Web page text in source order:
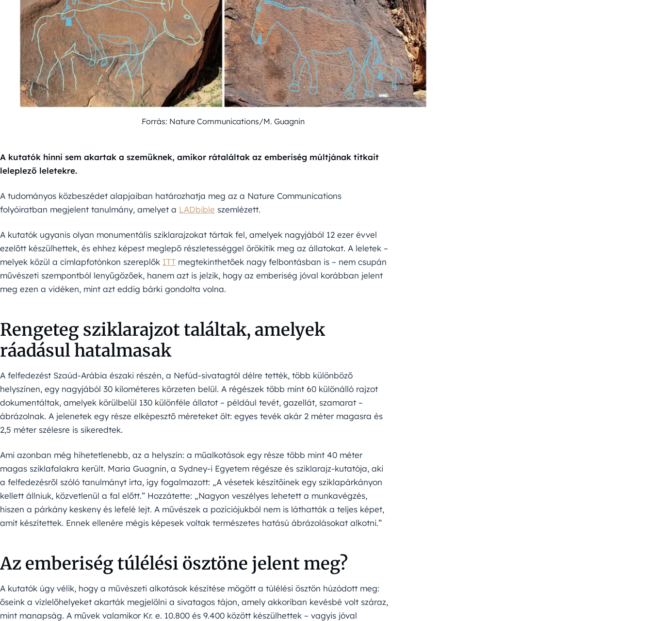
Forrás: Nature Communications/M. Guagnin
A kutatók hinni sem akartak a szemüknek, amikor rátaláltak az emberiség múltjának titkait
leleplező leletekre.
A tudományos közbeszédet alapjaiban határozhatja meg az a Nature Communications
folyóiratban megjelent tanulmány, amelyet a LADbible szemlézett.
A kutatók ugyanis olyan monumentális sziklarajzokat tártak fel, amelyek nagyjából 12 ezer évvel
ezelőtt készülhettek, és ehhez képest meglepő részletességgel örökítik meg az állatokat. A leletek –
melyek közül a címlapfotónkon szereplők ITT megtekinthetőek nagy felbontásban is – nem csupán
művészeti szempontból lenyűgözőek, hanem azt is jelzik, hogy az emberiség jóval korábban jelent
meg ezen a vidéken, mint azt eddig bárki gondolta volna.
Rengeteg sziklarajzot találtak, amelyek
ráadásul hatalmasak
A felfedezést Szaúd-Arábia északi részén, a Nefúd-sivatagtól délre tették, több különböző
helyszínen, egy nagyjából 30 kilométeres körzeten belül. A régészek több mint 60 különálló rajzot
dokumentáltak, amelyek körülbelül 130 különféle állatot – például tevét, gazellát, szamarat –
ábrázolnak. A jelenetek egy része elképesztő méreteket ölt: egyes tevék akár 2 méter magasra és
2,5 méter szélesre is sikeredtek.
Ami azonban még hihetetlenebb, az a helyszín: a műalkotások egy része több mint 40 méter
magas sziklafalakra került. Maria Guagnin, a Sydney-i Egyetem régésze és sziklarajz-kutatója, aki
a felfedezésről szóló tanulmányt írta, így fogalmazott: „A vésetek készítőinek egy sziklapárkányon
kellett állniuk, közvetlenül a fal előtt.” Hozzátette: „Nagyon veszélyes lehetett a munkavégzés,
hiszen a párkány keskeny és lefelé lejt. A művészek a pozíciójukból nem is láthatták a teljes képet,
amit készítettek. Ennek ellenére mégis képesek voltak természetes hatású ábrázolásokat alkotni.”
Az emberiség túlélési ösztöne jelent meg?
A kutatók úgy vélik, hogy a művészeti alkotások készítése mögött a túlélési ösztön húzódott meg:
őseink a vízlelőhelyeket akarták megjelölni a sivatagos tájon, amely akkoriban kevésbé volt száraz,
mint manapság. A művek valamikor Kr. e. 10.800 és 9.400 között készülhettek – vagyis jóval